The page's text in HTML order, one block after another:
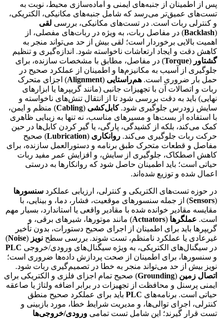
پس از اطمینان از جنبه‌های ایمنی و آماده‌سازی محیط، نوبت به
تست‌های عمیق‌تر می‌رسد که شامل جنبه‌های مکانیکی، الکتریکی،
و کنترلی ربات است. در تست‌های مکانیکی، بررسی لقی
(
Backlash) در مفاصل ربات، به ویژه در ربات‌های مفصلی، از
اهمیت بالایی برخوردار است؛ لقی بیش از حد می‌تواند منجر به
کاهش دقت و ایجاد ارتعاشات ناخواسته شود. اندازه‌گیری و تنظیم
گشتاور (
Torque) در مفاصل، مطابق با مشخصات سازنده، برای
جلوگیری از آسیب به مکانیزم‌ها و اطمینان از عملکرد صحیح در
حمل بار ضروری است. هم‌راستایی (
Alignment) اجزای متحرک
ربات و اتصالات آن با تجهیزات جانبی (مانند گریپرها یا ابزارهای
نهایی) باید به دقت بررسی شود تا از انتقال تنش‌های ناخواسته و
سایش زودرس جلوگیری شود.کابل‌کشی (
Cabling) منظم و ایمن،
با استفاده از بست‌ها و مسیرهای مناسب، نه تنها به زیبایی ظاهری
کمک می‌کند، بلکه از کشیدگی، پارگی، یا گیر کردن کابل‌ها در حین
حرکت ربات جلوگیری می‌کند. روانکاری (
Lubrication) صحیح
مفاصل و قطعات متحرک طبق برنامه و دستورالعمل سازنده، برای
کاهش اصطکاک، جلوگیری از سایش، و افزایش عمر مفید ربات
حیاتی است؛ باید اطمینان حاصل شود که روانکارها به درستی
اعمال شده و توزیع شده‌اند.
در حوزه تست‌های الکتریکی و کنترلی، ارزیابی عملکرد سنسورها
(
Sensors) از جمله سنسورهای موقعیت، فشار، دما، و بینایی، با
مقایسه مقادیر خوانده شده با مقادیر واقعی یا استاندارد، بسیار مهم
است. عملگرها (
Actuators) مانند موتورها، شیرهای برقی، و
گریپرها باید برای اطمینان از اجرای صحیح دستورات، بدون تأخیر
غیرعادی یا عملکرد نامنظم، تست شوند. بررسی سطح نویز (
Noise
)
در سیگنال‌های الکتریکی، به ویژه سیگنال‌های ورودی/خروجی PLC
و سنسورها، برای اطمینان از صحت پردازش داده‌ها ضروری است؛
نویز بیش از حد می‌تواند منجر به خطا در تصمیم‌گیری ربات شود.
اتصال زمین (
Grounding) صحیح تمام اجزای فلزی و الکتریکی برای
ایمنی پرسنل و محافظت از تجهیزات در برابر اضافه ولتاژ یا صاعقه
حیاتی است. برنامه‌های PLC باید برای عملکرد صحیح منطق
کنترلی، اجرای توالی‌ها، و مدیریت شرایط خطا، مورد بازبینی و
تست قرار گیرند؛ این شامل تست تمامی ورودی/خروجی‌ها